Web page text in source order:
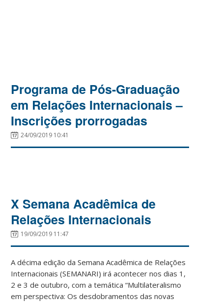
Programa de Pós-Graduação
em Relações Internacionais –
Inscrições prorrogadas
24/09/2019 10:41
X Semana Acadêmica de
Relações Internacionais
19/09/2019 11:47
A décima edição da Semana Acadêmica de Relações
Internacionais (SEMANARI) irá acontecer nos dias 1,
2 e 3 de outubro, com a temática “Multilateralismo
em perspectiva: Os desdobramentos das novas